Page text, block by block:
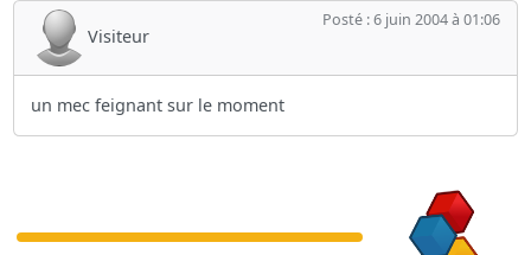
Visiteur
Posté : 6 juin 2004 à 01:06
un mec feignant sur le moment